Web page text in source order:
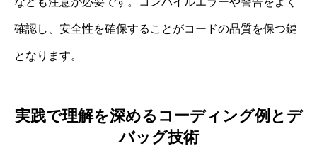
確認し、安全性を確保することがコードの品質を保つ鍵
となります。
実践で理解を深めるコーディング例とデ
バッグ技術